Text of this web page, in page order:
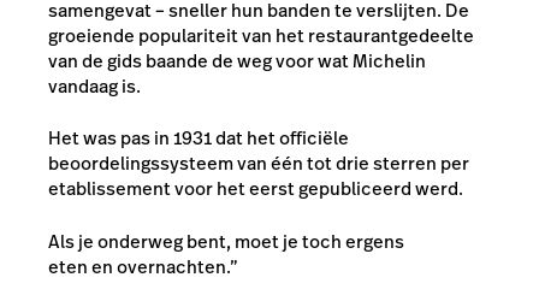
samengevat – sneller hun banden te verslijten. De
groeiende populariteit van het restaurantgedeelte
van de gids baande de weg voor wat Michelin
vandaag is.
Het was pas in 1931 dat het officiële
beoordelingssysteem van één tot drie sterren per
etablissement voor het eerst gepubliceerd werd.
Als je onderweg bent, moet je toch ergens
eten en overnachten.”